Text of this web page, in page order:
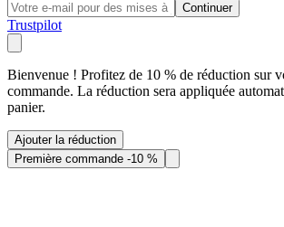
Continuer
Trustpilot
Bienvenue ! Profitez de 10 % de réduction sur
commande. La réduction sera appliquée
panier.
Ajouter la réduction
Première commande -10 %